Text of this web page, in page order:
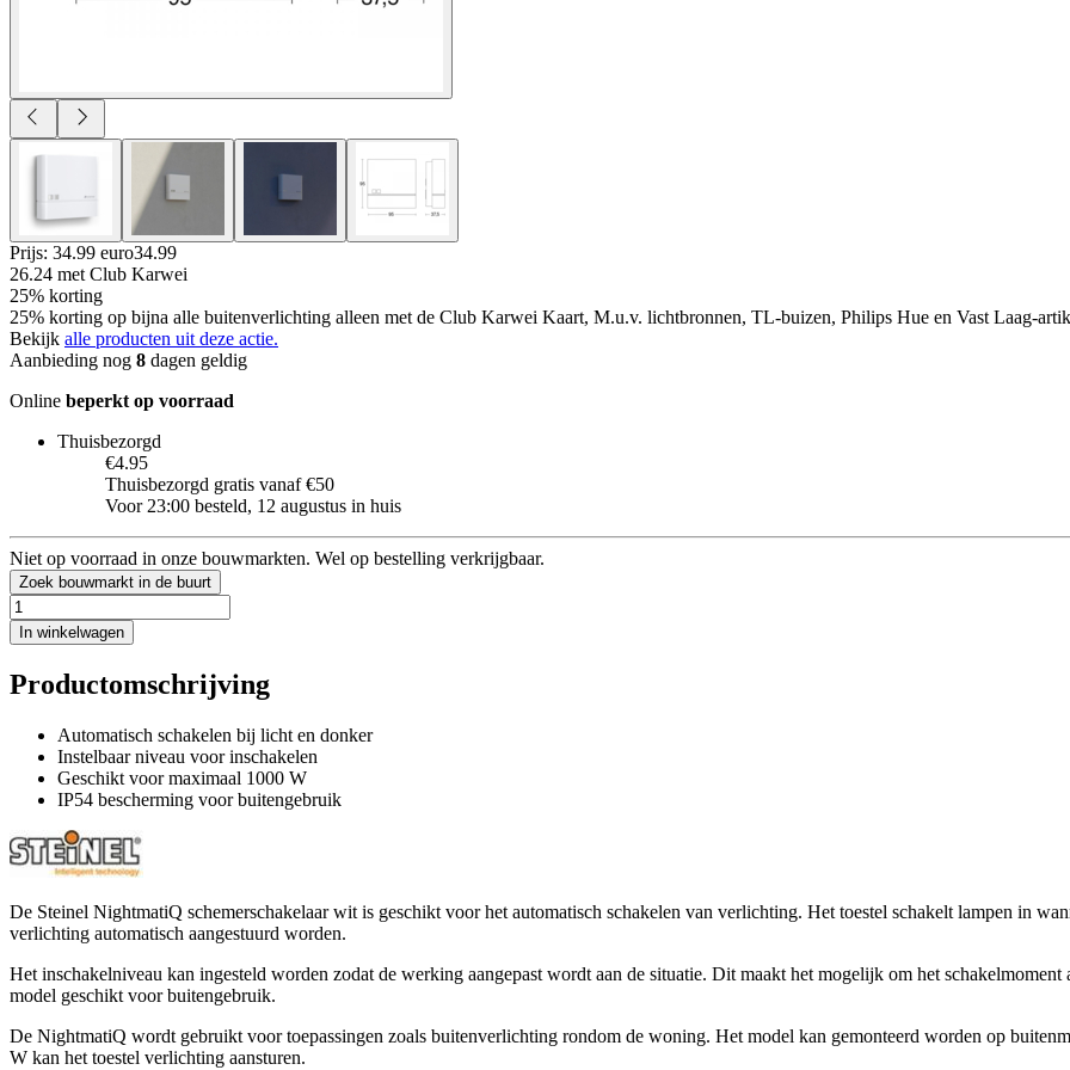
Prijs: 34.99 euro34.99
26.24 met Club Karwei
25% korting
25% korting op bijna alle buitenverlichting alleen met de Club Karwei Kaart, M.u.v. lichtbronnen, TL-buizen, Philips Hue en Vast Laag-
Bekijk alle producten uit deze actie.
Aanbieding nog 8 dagen geldig
Online beperkt op voorraad
Thuisbezorgd
€4.95
Thuisbezorgd gratis vanaf €50
Voor 23:00 besteld, 12 augustus in huis
Niet op voorraad in onze bouwmarkten. Wel op bestelling verkrijgbaar.
Zoek bouwmarkt in de buurt
In winkelwagen
Productomschrijving
Automatisch schakelen bij licht en donker
Instelbaar niveau voor inschakelen
Geschikt voor maximaal 1000 W
IP54 bescherming voor buitengebruik
De Steinel NightmatiQ schemerschakelaar wit is geschikt voor het automatisch schakelen van verlichting. Het toestel schakelt lampen in
verlichting automatisch aangestuurd worden.
Het inschakelniveau kan ingesteld worden zodat de werking aangepast wordt aan de situatie. Dit maakt het mogelijk om het
model geschikt voor buitengebruik.
De NightmatiQ wordt gebruikt voor toepassingen zoals buitenverlichting rondom de woning. Het model kan gemonteerd worden op
W kan het toestel verlichting aansturen.